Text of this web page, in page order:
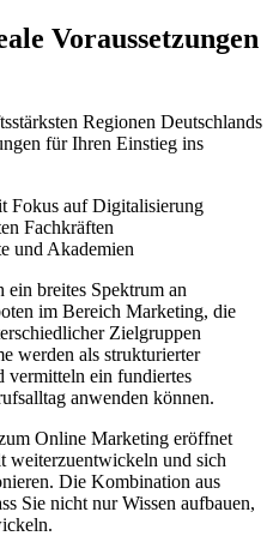
Voraussetzungen
Regionen Deutschlands
für Ihren Einstieg ins
Fokus auf Digitalisierung
Fachkräften
und Akademien
breites Spektrum an
im Bereich Marketing, die
Zielgruppen
werden als strukturierter
vermitteln ein fundiertes
anwenden können.
Online Marketing eröffnet
weiterzuentwickeln und sich
Die Kombination aus
Sie nicht nur Wissen aufbauen,